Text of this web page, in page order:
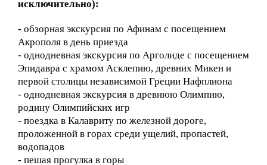
исключительно):
- обзорная экскурсия по Афинам с посещением
Акрополя в день приезда
- однодневная экскурсия по Арголиде с посещением
Эпидавра с храмом Асклепию, древних Микен и
первой столицы независимой Греции Нафплиона
- однодневная экскурсия в древнюю Олимпию,
родину Олимпийских игр
- поездка в Калавриту по железной дороге,
проложенной в горах среди ущелий, пропастей,
водопадов
- пешая прогулка в горы